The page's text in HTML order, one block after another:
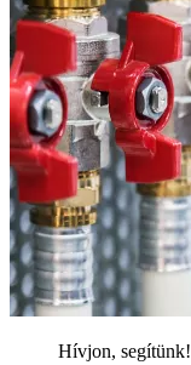
Hívjon, segítünk!